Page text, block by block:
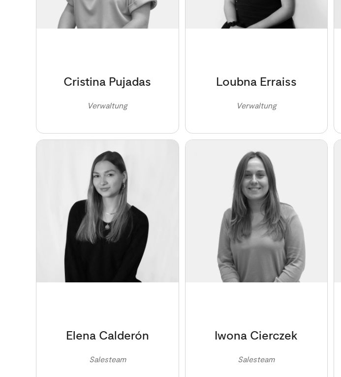
Cristina Pujadas
Verwaltung
Loubna Erraiss
Verwaltung
Elena Calderón
Salesteam
Iwona Cierczek
Salesteam